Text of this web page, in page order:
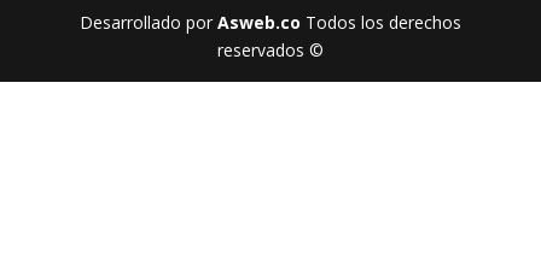
Desarrollado por Asweb.co Todos los derechos
reservados ©